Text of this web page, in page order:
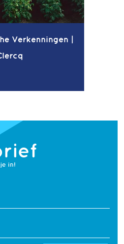
Verkenningen |
in!